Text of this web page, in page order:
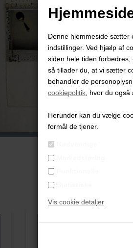
Denne hjemmeside sætter
indstillinger. Ved hjælp af
siden hele tiden
så tillader du, at vi sætter
behandler de
cookiepolitik , hvor du
Herunder kan du vælge
formål de tjener.
Vis cookie detaljer